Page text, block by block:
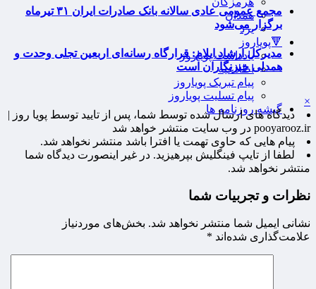
همدان
یزد
🔻پویاروز
یادداشت پویاروز
اطلاعیه
پیام تبریک پویاروز
پیام تسلیت پویاروز
گیشه روزنامه ها
مجمع عمومی عادی سالانه بانک صادرات ایران ۳۱ تیرماه
برگزار می‌شود
مدیرکل ارشاد ایلام: قرارگاه رسانه‌ای اربعین تجلی وحدت و
همدلی خبرنگاران است
×
دیدگاه های ارسال شده توسط شما، پس از تایید توسط پویا روز |
pooyarooz.ir در وب سایت منتشر خواهد شد
پیام هایی که حاوی تهمت یا افترا باشد منتشر نخواهد شد.
لطفا از تایپ فینگلیش بپرهیزید. در غیر اینصورت دیدگاه شما
منتشر نخواهد شد.
نظرات و تجربیات شما
نشانی ایمیل شما منتشر نخواهد شد. بخش‌های موردنیاز
علامت‌گذاری شده‌اند *